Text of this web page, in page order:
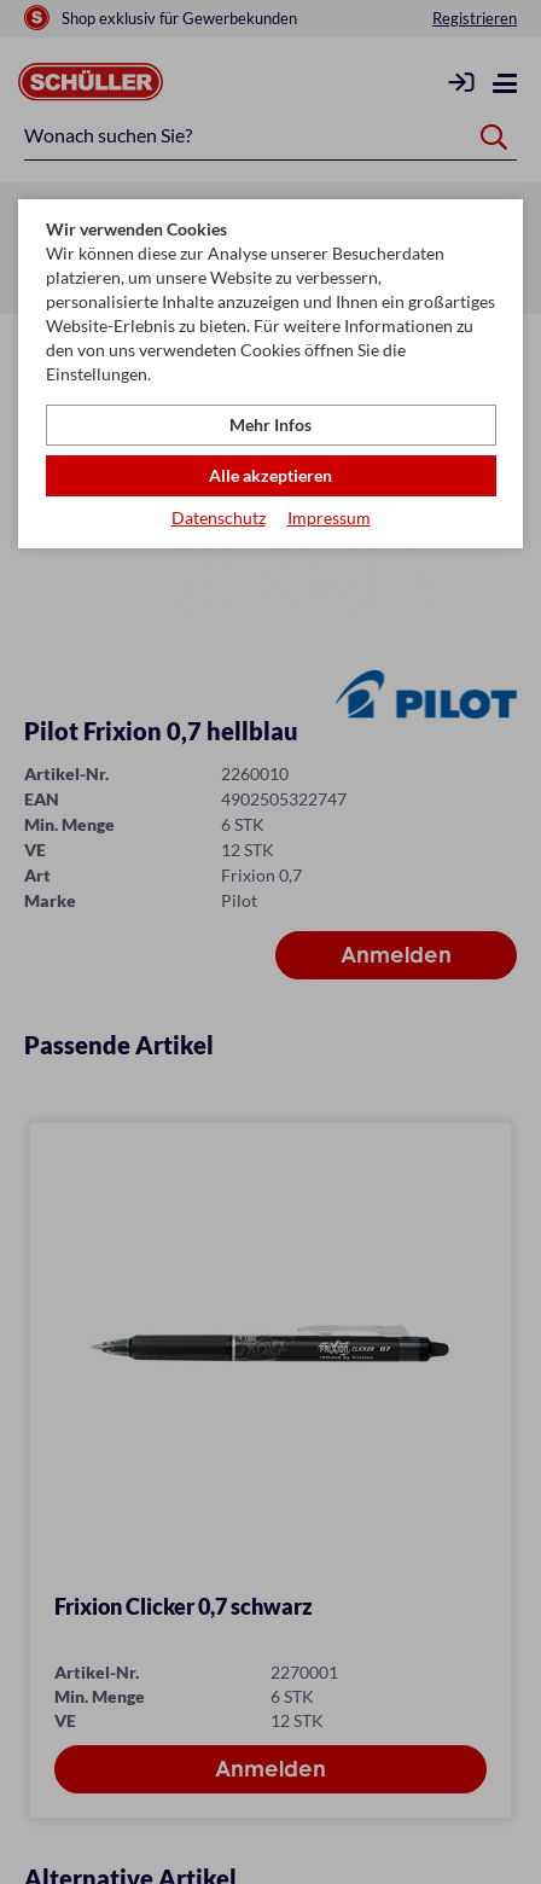
Shop exklusiv für Gewerbekunden Registrieren
Startseite Schule & Büro
Schreiben, Zeichnen & Korrigieren
Tintenroller & Minen
Pilot Frixion 0,7 hellblau
Artikel-Nr.
2260010
EAN
4902505322747
Min. Menge
6 STK
VE
12 STK
Art
Frixion 0,7
Marke
Pilot
Passende Artikel
Frixion Clicker 0,7 schwarz
Artikel-Nr.
2270001
Min. Menge
6 STK
VE
12 STK
Alternative Artikel
Wir verwenden Cookies
Wir können diese zur Analyse unserer Besucherdaten
platzieren, um unsere Website zu verbessern,
personalisierte Inhalte anzuzeigen und Ihnen ein großartiges
Website-Erlebnis zu bieten. Für weitere Informationen zu
den von uns verwendeten Cookies öffnen Sie die
Einstellungen.
Mehr Infos
Alle akzeptieren
Datenschutz Impressum